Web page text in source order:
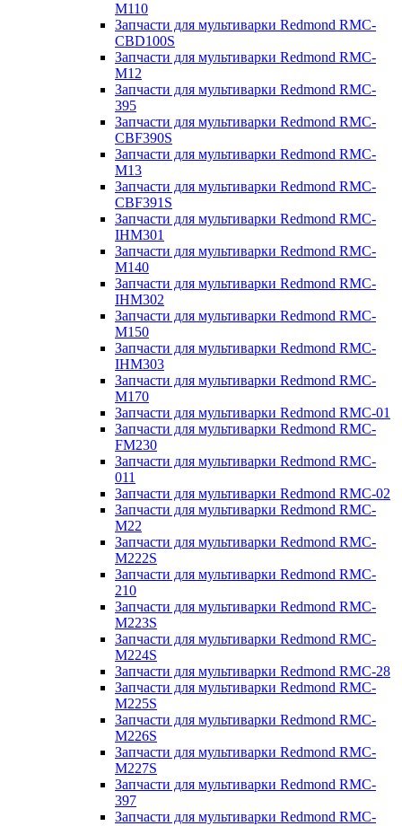
M110
Запчасти для мультиварки Redmond RMC-
CBD100S
Запчасти для мультиварки Redmond RMC-
M12
Запчасти для мультиварки Redmond RMC-
395
Запчасти для мультиварки Redmond RMC-
CBF390S
Запчасти для мультиварки Redmond RMC-
M13
Запчасти для мультиварки Redmond RMC-
CBF391S
Запчасти для мультиварки Redmond RMC-
IHM301
Запчасти для мультиварки Redmond RMC-
M140
Запчасти для мультиварки Redmond RMC-
IHM302
Запчасти для мультиварки Redmond RMC-
M150
Запчасти для мультиварки Redmond RMC-
IHM303
Запчасти для мультиварки Redmond RMC-
M170
Запчасти для мультиварки Redmond RMC-01
Запчасти для мультиварки Redmond RMC-
FM230
Запчасти для мультиварки Redmond RMC-
011
Запчасти для мультиварки Redmond RMC-02
Запчасти для мультиварки Redmond RMC-
M22
Запчасти для мультиварки Redmond RMC-
M222S
Запчасти для мультиварки Redmond RMC-
210
Запчасти для мультиварки Redmond RMC-
M223S
Запчасти для мультиварки Redmond RMC-
M224S
Запчасти для мультиварки Redmond RMC-28
Запчасти для мультиварки Redmond RMC-
M225S
Запчасти для мультиварки Redmond RMC-
M226S
Запчасти для мультиварки Redmond RMC-
M227S
Запчасти для мультиварки Redmond RMC-
397
Запчасти для мультиварки Redmond RMC-